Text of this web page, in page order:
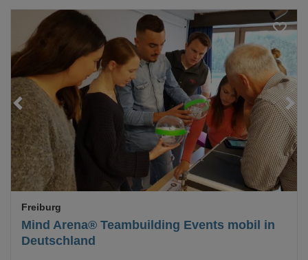
Loading...
Mind Arena® Teambuilding Events mobil in
Deutschland
Freiburg